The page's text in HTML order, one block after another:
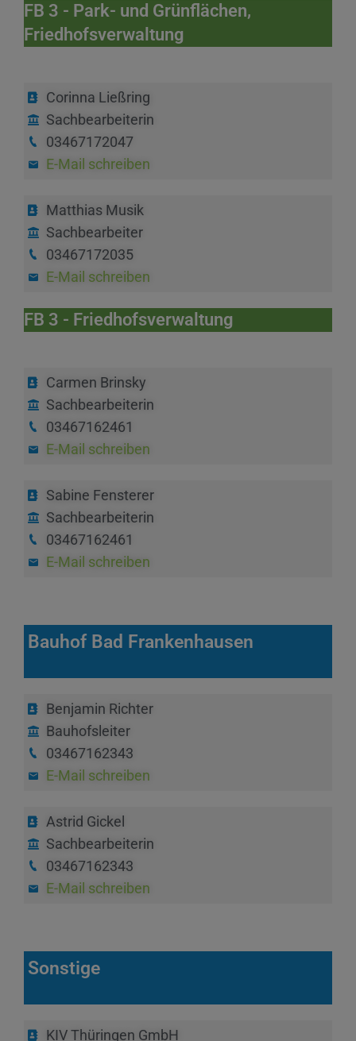
FB 3 - Park- und Grünflächen,
Friedhofsverwaltung
Corinna Ließring
Sachbearbeiterin
03467172047
E-Mail schreiben
Matthias Musik
Sachbearbeiter
03467172035
E-Mail schreiben
FB 3 - Friedhofsverwaltung
Carmen Brinsky
Sachbearbeiterin
03467162461
E-Mail schreiben
Sabine Fensterer
Sachbearbeiterin
03467162461
E-Mail schreiben
Bauhof Bad Frankenhausen
Benjamin Richter
Bauhofsleiter
03467162343
E-Mail schreiben
Astrid Gickel
Sachbearbeiterin
03467162343
E-Mail schreiben
Sonstige
KIV Thüringen GmbH